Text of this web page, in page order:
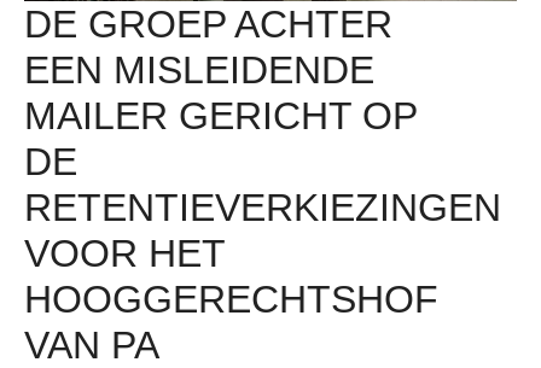
DE GROEP ACHTER
EEN MISLEIDENDE
MAILER GERICHT OP
DE
RETENTIEVERKIEZINGEN
VOOR HET
HOOGGERECHTSHOF
VAN PA